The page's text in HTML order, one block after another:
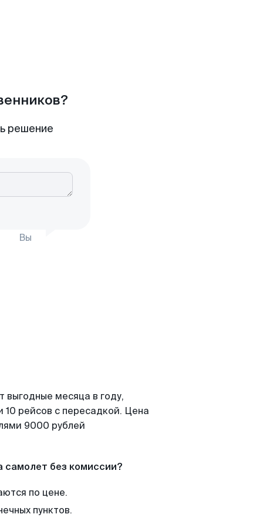
решение
Вы
выгодные месяца в году,
рейсов с пересадкой. Цена
9000 рублей
самолет без комиссии?
по цене.
пунктов.